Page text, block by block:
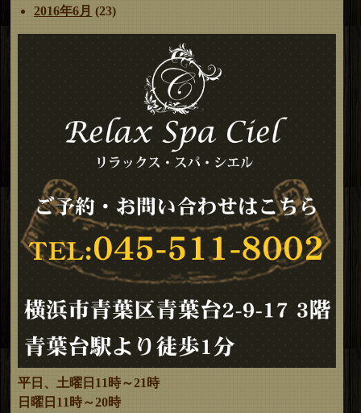
2016年6月 (23)
平日、土曜日11時～21時
日曜日11時～20時